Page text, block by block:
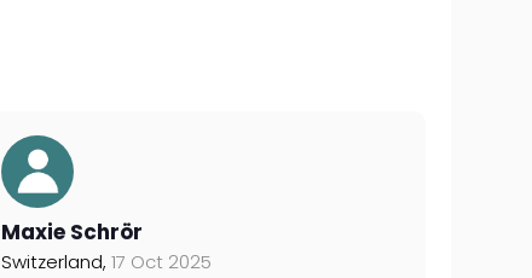
Maxie Schrör
Switzerland, 17 Oct 2025